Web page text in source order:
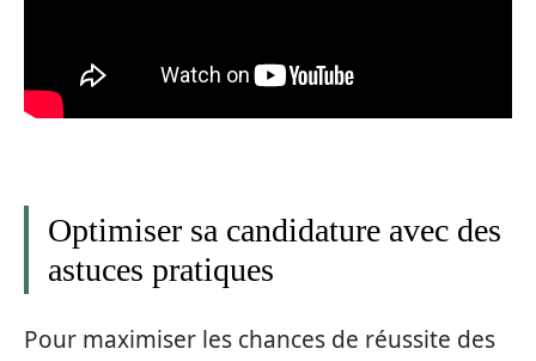
Optimiser sa candidature avec des
astuces pratiques
Pour maximiser les chances de réussite des